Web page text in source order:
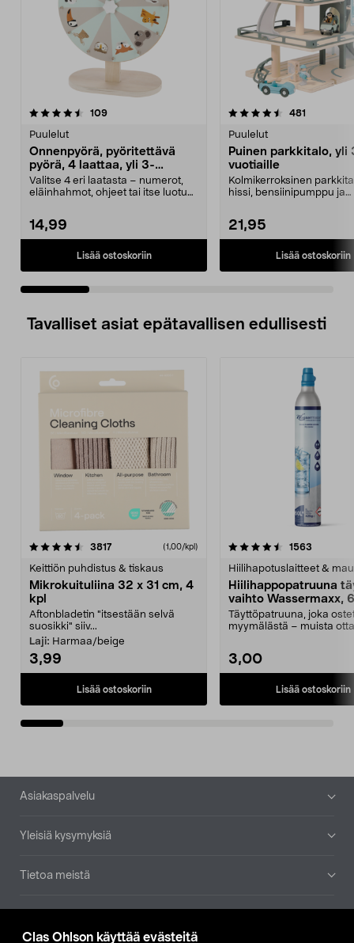
Clas Ohlson käyttää evästeitä
109arvostelut
Puulelut
Onnenpyörä, pyöritettävä
pyörä, 4 laattaa, yli 3-
vuotiaille
Valitse 4 eri laatasta – numerot,
eläinhahmot, ohjeet tai itse luotu
14,99
Lisää ostoskoriin
4.5 viidestä
481
Puulelut
Puinen parkkitalo, yli
vuotiaille
Kolmikerroksinen
hissi, bensiinipumppu ja
21,95
Lisää ostoskoriin
4.5 viidestä
Tavalliset asiat epätavallisen edullisesti
3817arvostelut (1,00/kpl)
Keittiön puhdistus & tiskaus
Mikrokuituliina 32 x 31 cm, 4
kpl
Aftonbladetin "itsestään selvä
suosikki" siiv...
Laji: Harmaa/beige
3,99
Lisää ostoskoriin
4.5viidestä
1563
Hiilihapotuslaitteet &
Hiilihappopatruuna
vaihto Wassermaxx,
Täyttöpatruuna, joka
myymälästä – muista
3,00
Lisää ostoskoriin
4.5viidestä
Alatunniste
Asiakaspalvelu
Yleisiä kysymyksiä
Tietoa meistä